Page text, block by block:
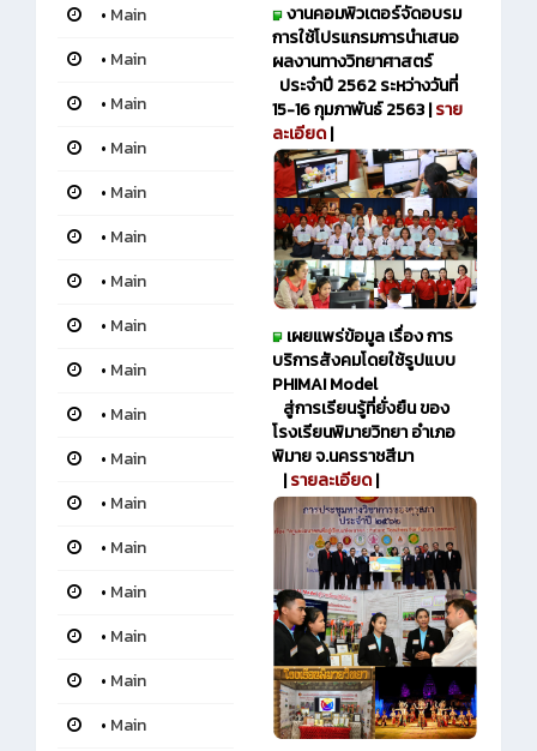
• Main
• Main
• Main
• Main
• Main
• Main
• Main
• Main
• Main
• Main
• Main
• Main
• Main
• Main
• Main
• Main
• Main
งานคอมพิวเตอร์จัดอบรม
การใช้โปรแกรมการนำเสนอ
ผลงานทางวิทยาศาสตร์
ประจำปี 2562 ระหว่างวันที่
15-16 กุมภาพันธ์ 2563 |ราย
ละเอียด|
เผยแพร่ข้อมูล เรื่อง การ
บริการสังคมโดยใช้รูปแบบ
PHIMAI Model
สู่การเรียนรู้ที่ยั่งยืน ของ
โรงเรียนพิมายวิทยา อำเภอ
พิมาย จ.นครราชสีมา
|รายละเอียด|